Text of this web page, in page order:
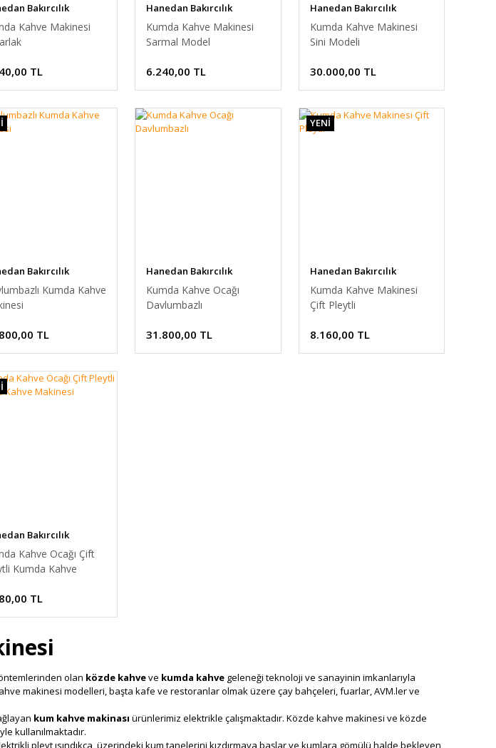
Bakırcılık
Kahve Makinesi
TL
Hanedan Bakırcılık
Kumda Kahve Makinesi
Sarmal Model
6.240,00 TL
Hanedan Bakırcılık
Kumda Kahve Makinesi
Sini Modeli
30.000,00 TL
Bakırcılık
Kumda Kahve
TL
Hanedan Bakırcılık
Kumda Kahve Ocağı
Davlumbazlı
31.800,00 TL
YENİ
Hanedan Bakırcılık
Kumda Kahve Makinesi
Çift Pleytli
8.160,00 TL
Bakırcılık
Kahve Ocağı Çift
Kumda Kahve
TL
olan közde kahveve kumda kahve geleneği teknoloji ve sanayinin imkanlarıyla
makinesi modelleri, başta kafe ve restoranlar olmak üzere çay bahçeleri, fuarlar, AVM.ler ve
kum kahve makinası ürünlerimiz elektrikle çalışmaktadır. Közde kahve makinesi ve közde
kullanılmaktadır.
pleyt ısındıkça, üzerindeki kum tanelerini kızdırmaya başlar ve kumlara gömülü halde bekleyen